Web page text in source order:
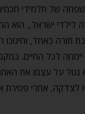
של תלמידי
לילדי ישראל,. הוא
תורה כאחד, וחינוכו
לכל החיים.
נטל על עצמו את
לצדקה, אחרי פטירת